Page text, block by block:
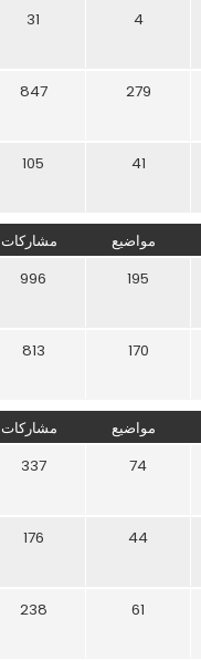
4
31
279
847
41
105
مواضيع مشاركات
195
996
170
813
مواضيع مشاركات
74
337
44
176
61
238